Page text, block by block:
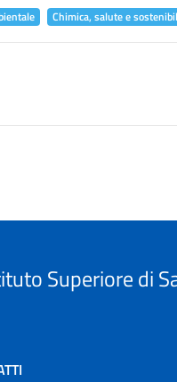
Chimica, salute e
Superiore di